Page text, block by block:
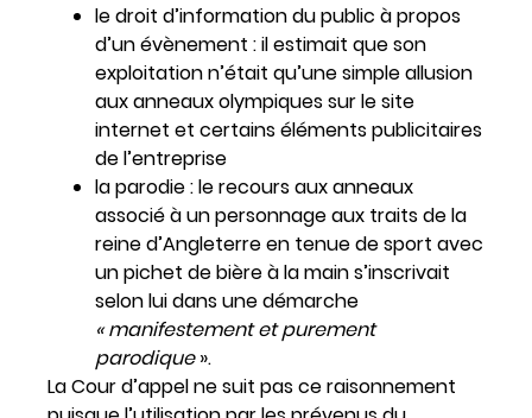
le droit d’information du public à propos
d’un évènement : il estimait que son
exploitation n’était qu’une simple allusion
aux anneaux olympiques sur le site
internet et certains éléments publicitaires
de l’entreprise
la parodie : le recours aux anneaux
associé à un personnage aux traits de la
reine d’Angleterre en tenue de sport avec
un pichet de bière à la main s’inscrivait
selon lui dans une démarche
« manifestement et purement
parodique».
La Cour d’appel ne suit pas ce raisonnement